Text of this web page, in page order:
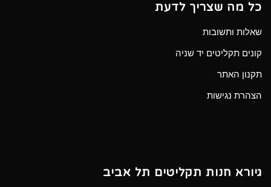
כל מה שצריך לדעת
שאלות ותשובות
קונים תקליטים יד שניה
תקנון האתר
הצהרת נגישות
גיורא חנות תקליטים תל אביב